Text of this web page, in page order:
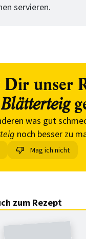
servieren.
unser
was gut
noch besser zu
Mag ich nicht
zum Rezept